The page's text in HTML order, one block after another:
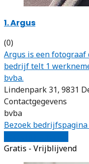
1. Argus
(0)
Argus is een fotograaf
bedrijf telt 1
bvba.
Lindenpark 31, 9831
Contactgegevens
bvba
Bezoek bedrijfspagina
Gratis - Vrijblijvend